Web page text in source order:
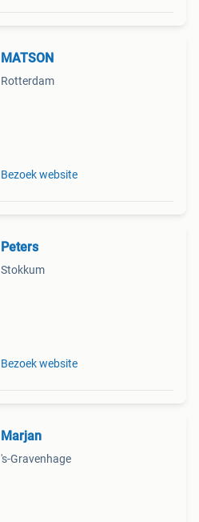
MATSON
Rotterdam
Bezoek website
Peters
Stokkum
Bezoek website
Marjan
's-Gravenhage